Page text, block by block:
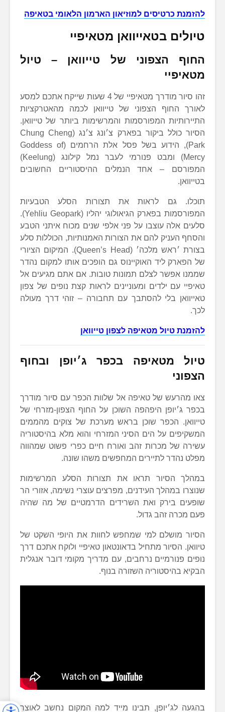
להזמנת כרטיסים למוזיאון הארמון הלאומי בטאיפה
טיולים בטאייוואן מטאיפיי
החוף הצפוני של טייוואן – טיול
מטאיפיי
זהו סיור מודרך מטאיפיי של 4 שעות שייקח אתכם למסע
לאורך החוף הצפוני של טייוואן לכמה מהאטרקציות
התיירותיות המפורסמות והמרשימות ביותר של טייוואן.
הסיור כולל ביקור בפארק צ׳ונג צ׳נג (Chung Cheng
Park), הידוע בשל פסל אלת הרחמים (Goddess of
Mercy) ומבט פנורמי לעבר נמל קילונג (Keelung)
המפורסם – אחד הנמלים ההיסטוריים החשובים
בטייוואן.
תוכלו. גם לראות את תצורות הסלע הטבעיות
המפורסמות בפארק הגיאולוגי יהליו (Yehliu Geopark).
סלעים אלה עוצבו על פני אלפי שנים מכוח איתני הטבע
והסחף העניק להם את הצורות האמנותיות, הכוללות סלע
בצורת ׳ראש מלכה׳ (Queen’s Head). המיקום הציורי
של הפארק ליד האוקיינוס גם הופכים אותו למקום נהדר
שממנו אפשר לצלם תמונות טובות. אם אתם מגיעים אל
טאיפיי עם ילדים ומעוניינים לראות קצת נופים של צפון
טאייוואן בלי להסתבך עם תחבורה – זוהי דרך מעולה
לכך.
להזמנת טיול מטאיפה לצפון טייוואן
טיול מטאיפה בכפר ג׳יופן ובחוף
הצפוני
צאו מהרעש של טאיפה אל שלוות הכפר עם סיור מודרך
בכפר ג׳יופן היפהפה השוכן על החוף הצפון-מזרחי של
טייוואן. הכפר שוכן בראש מערכת של צוקים מהממים
המשקיפים על הים הסיני המזרחי והוא מלא בהיסטוריה
עשירה של מכרות זהב ואורח חיים כפרי פשוט שמהווה
מפלט נהדר לתיירים המחפשים משהו שונה.
במהלך הסיור תראו את תצורות הסלע המרשימות
שנוצרו במהלך העידנים, מפרצים עוצרי נשימה, אזורי הר
שופעים בירק ואת השרידים הדרמטיים של מה שהיה
פעם מכרה זהב גדול.
הסיור מושלם למי שמחפש לחוות את היופי השקט של
טיוואן. הסיור מתחיל בדאונטאון טאיפיי ולוקח אתכם דרך
נופים פנורמיים נרחבים, עם מדריך מקומי דובר אנגלית
הבקיא בהיסטוריה השזורה בנוף.
בהגעה לג׳יופן, תבינו מייד למה המקום נחשב לאוצר